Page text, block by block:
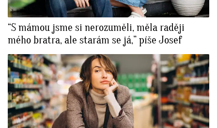
“S mámou jsme si nerozuměli, měla raději
mého bratra, ale starám se já,” píše Josef